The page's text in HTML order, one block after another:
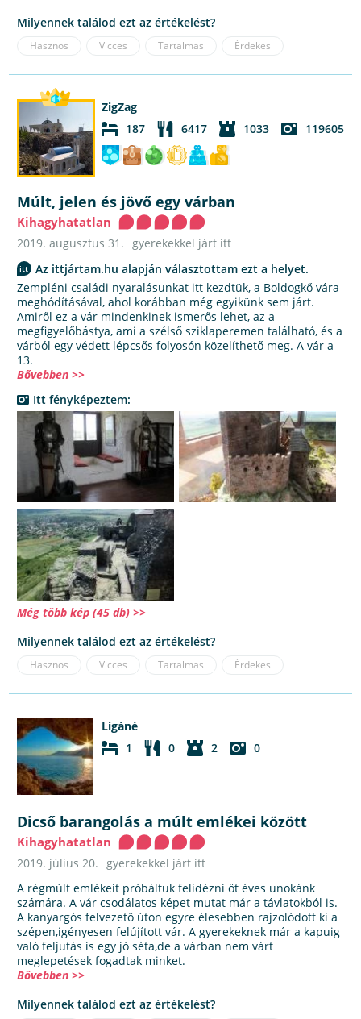
Milyennek találod ezt az értékelést?
Hasznos Vicces Tartalmas Érdekes
ZigZag
187
6417 1033 119605
Múlt, jelen és jövő egy várban
Kihagyhatatlan
2019. augusztus 31. gyerekekkel járt itt
Az ittjártam.hu alapján választottam ezt a helyet.
Zempléni családi nyaralásunkat itt kezdtük, a Boldogkő vára
meghódításával, ahol korábban még egyikünk sem járt.
Amiről ez a vár mindenkinek ismerős lehet, az a
megfigyelőbástya, ami a szélső sziklaperemen található, és a
várból egy védett lépcsős folyosón közelíthető meg. A vár a
13.
Bővebben >>
Itt fényképeztem:
Még több kép (45 db) >>
Milyennek találod ezt az értékelést?
Hasznos Vicces Tartalmas Érdekes
Ligáné
1
0 2 0
Dicső barangolás a múlt emlékei között
Kihagyhatatlan
2019. július 20.
gyerekekkel járt itt
A régmúlt emlékeit próbáltuk felidézni öt éves unokánk
számára. A vár csodálatos képet mutat már a távlatokból is.
A kanyargós felvezető úton egyre élesebben rajzolódott ki a
szépen,igényesen felújított vár. A gyerekeknek már a kapuig
való feljutás is egy jó séta,de a várban nem várt
meglepetések fogadtak minket.
Bővebben >>
Milyennek találod ezt az értékelést?